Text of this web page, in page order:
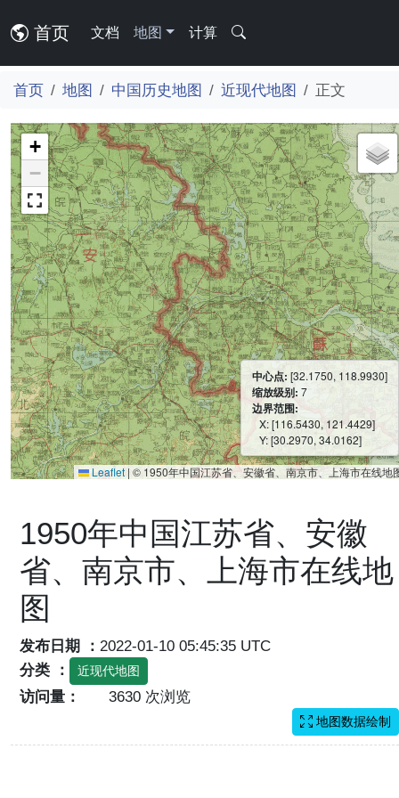
首页 文档 地图 计算
首页 地图 中国历史地图 近现代地图 正文
+
−
中心点: [32.1750, 118.9930]
缩放级别: 7
边界范围:
X: [116.5430, 121.4429]
Y: [30.2970, 34.0162]
Leaflet | © 1950年中国江苏省、安徽省、南京市、上海市在线地
1950年中国江苏省、安徽
省、南京市、上海市在线地
图
发布日期 ： 2022-01-10 05:45:35 UTC
分类 ：
近现代地图
访问量： 3630 次浏览
地图数据绘制